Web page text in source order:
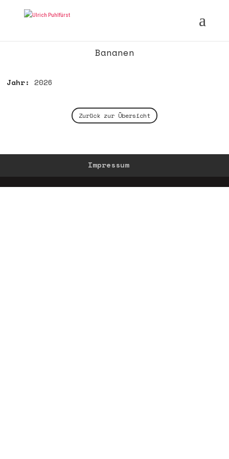
Bananen
Jahr: 2026
Zurück zur Übersicht
Impressum